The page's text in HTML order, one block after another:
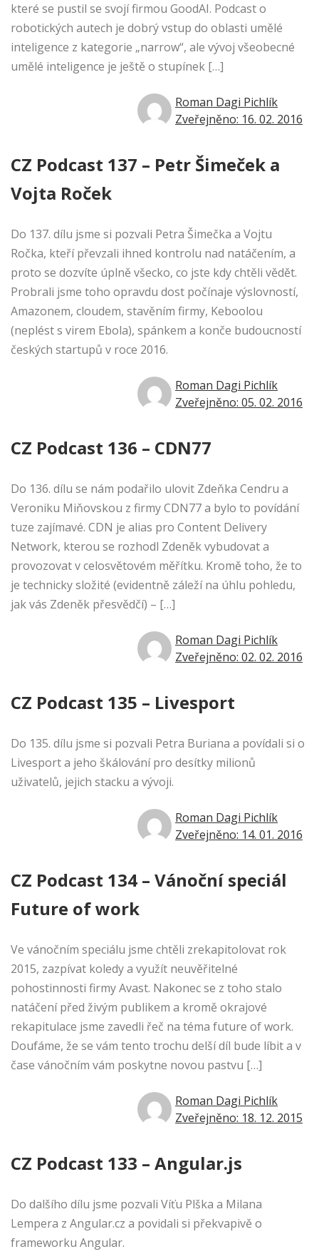
které se pustil se svojí firmou GoodAI. Podcast o
robotických autech je dobrý vstup do oblasti umělé
inteligence z kategorie „narrow“, ale vývoj všeobecné
umělé inteligence je ještě o stupínek […]
Roman Dagi Pichlík
Zveřejněno: 16. 02. 2016
CZ Podcast 137 – Petr Šimeček a
Vojta Roček
Do 137. dílu jsme si pozvali Petra Šimečka a Vojtu
Ročka, kteří převzali ihned kontrolu nad natáčením, a
proto se dozvíte úplně všecko, co jste kdy chtěli vědět.
Probrali jsme toho opravdu dost počínaje výslovností,
Amazonem, cloudem, stavěním firmy, Keboolou
(neplést s virem Ebola), spánkem a konče budoucností
českých startupů v roce 2016.
Roman Dagi Pichlík
Zveřejněno: 05. 02. 2016
CZ Podcast 136 – CDN77
Do 136. dílu se nám podařilo ulovit Zdeňka Cendru a
Veroniku Miňovskou z firmy CDN77 a bylo to povídání
tuze zajímavé. CDN je alias pro Content Delivery
Network, kterou se rozhodl Zdeněk vybudovat a
provozovat v celosvětovém měřítku. Kromě toho, že to
je technicky složité (evidentně záleží na úhlu pohledu,
jak vás Zdeněk přesvědčí) – […]
Roman Dagi Pichlík
Zveřejněno: 02. 02. 2016
CZ Podcast 135 – Livesport
Do 135. dílu jsme si pozvali Petra Buriana a povídali si o
Livesport a jeho škálování pro desítky milionů
uživatelů, jejich stacku a vývoji.
Roman Dagi Pichlík
Zveřejněno: 14. 01. 2016
CZ Podcast 134 – Vánoční speciál
Future of work
Ve vánočním speciálu jsme chtěli zrekapitolovat rok
2015, zazpívat koledy a využít neuvěřitelné
pohostinnosti firmy Avast. Nakonec se z toho stalo
natáčení před živým publikem a kromě okrajové
rekapitulace jsme zavedli řeč na téma future of work.
Doufáme, že se vám tento trochu delší díl bude líbit a v
čase vánočním vám poskytne novou pastvu […]
Roman Dagi Pichlík
Zveřejněno: 18. 12. 2015
CZ Podcast 133 – Angular.js
Do dalšího dílu jsme pozvali Víťu Plška a Milana
Lempera z Angular.cz a povidali si překvapivě o
frameworku Angular.